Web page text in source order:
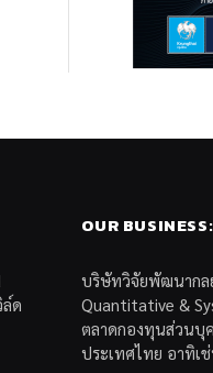
ด
OUR BUSINESS:
บริษัทวิจัยพัฒนากล
Quantitative &
ตลาดกองทุนส่วนบุ
ประเทศไทย อาทิเ